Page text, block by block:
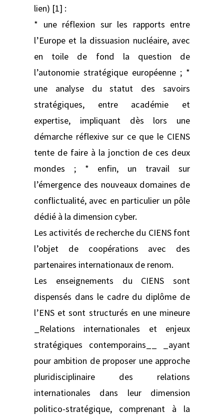
lien) [1] :
* une réflexion sur les rapports entre
l’Europe et la dissuasion nucléaire, avec
en toile de fond la question de
l’autonomie stratégique européenne ; *
une analyse du statut des savoirs
stratégiques, entre académie et
expertise, impliquant dès lors une
démarche réflexive sur ce que le CIENS
tente de faire à la jonction de ces deux
mondes ; * enfin, un travail sur
l’émergence des nouveaux domaines de
conflictualité, avec en particulier un pôle
dédié à la dimension cyber.
Les activités de recherche du CIENS font
l’objet de coopérations avec des
partenaires internationaux de renom.
Les enseignements du CIENS sont
dispensés dans le cadre du diplôme de
l’ENS et sont structurés en une mineure
_Relations internationales et enjeux
stratégiques contemporains__ _ayant
pour ambition de proposer une approche
pluridisciplinaire des relations
internationales dans leur dimension
politico-stratégique, comprenant à la